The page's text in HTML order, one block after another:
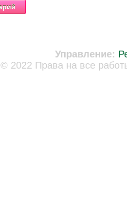
Управление:
© 2022 Права на все